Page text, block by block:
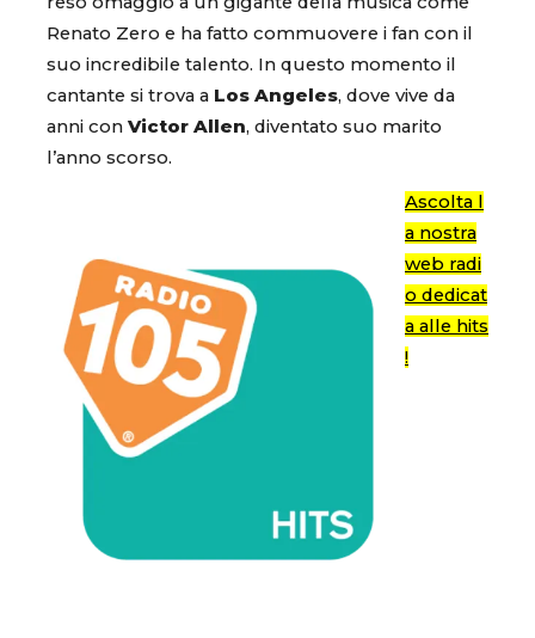
Renato Zero e ha fatto commuovere i fan con il
suo incredibile talento. In questo momento il
cantante si trova a Los Angeles, dove vive da
anni con Victor Allen, diventato suo marito
l’anno scorso.
Ascolta l
a nostra
web radi
o dedicat
a alle hits
!